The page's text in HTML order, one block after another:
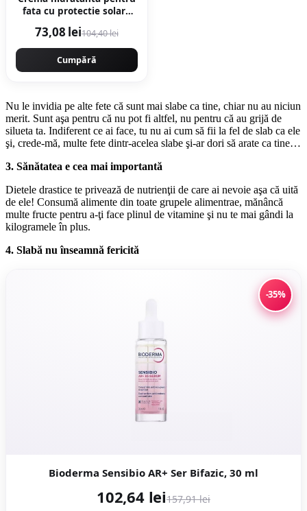
fata cu protectie solara
Ivatherm
73,08 lei104,40 lei
Cumpără
Nu le invidia pe alte fete că sunt mai slabe ca tine, chiar nu au niciun
merit. Sunt aşa pentru că nu pot fi altfel, nu pentru că au grijă de
silueta ta. Indiferent ce ai face, tu nu ai cum să fii la fel de slab ca ele
şi, crede-mă, multe fete dintr-acelea slabe şi-ar dori să arate ca tine…
3. Sănătatea e cea mai importantă
Dietele drastice te privează de nutrienţii de care ai nevoie aşa că uită
de ele! Consumă alimente din toate grupele alimentrae, mănâncă
multe fructe pentru a-ţi face plinul de vitamine şi nu te mai gândi la
kilogramele în plus.
4. Slabă nu înseamnă fericită
-35%
Bioderma Sensibio AR+ Ser Bifazic, 30 ml
102,64 lei157,91 lei